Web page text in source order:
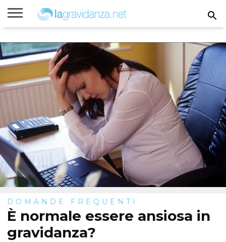
incinta
Gravidanza
Settimane
di
gravidanza
Calcolatori
di
gravidanza
Parto
Bambini
DOMANDE FREQUENTI
È normale essere ansiosa in
gravidanza?